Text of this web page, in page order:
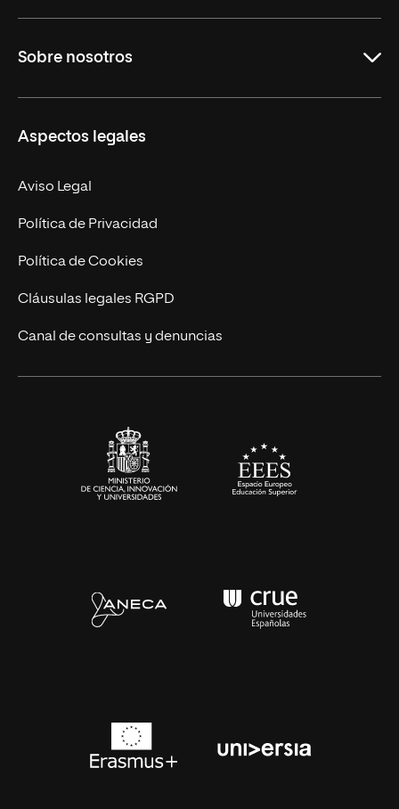
Derecho
Empresa
MBA
Marketing y Comunicación
Ingeniería
Diseño
Ciencias de la Salud
Sobre nosotros
Nuestro Equipo
Contacto
Aspectos legales
Aviso Legal
Política de Privacidad
Política de Cookies
Cláusulas legales RGPD
Canal de consultas y denuncias